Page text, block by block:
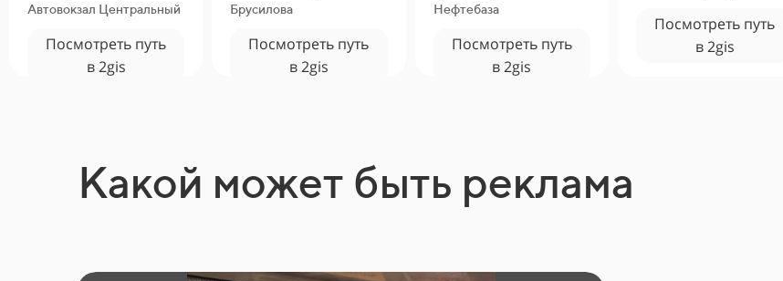
Автовокзал Центральный
Посмотреть путь
в 2gis
Брусилова
Посмотреть путь
в 2gis
Нефтебаза
Посмотреть путь
в 2gis
Посмотреть путь
в 2gis
Какой может быть реклама